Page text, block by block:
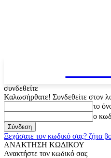
συνδεθείτε
Καλωσήρθατε! Συνδεθείτε στον
το
ο
Ξεχάσατε τον κωδικό σας? ζήτα
ΑΝΑΚΤΗΣΗ ΚΩΔΙΚΟΥ
Ανακτήστε τον κωδικό σας